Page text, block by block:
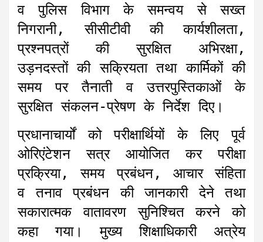
व पुलिस विभाग के समन्वय से सख्त
निगरानी, सीसीटीवी की कार्यशीलता,
प्रश्नपत्रों की सुरक्षित अभिरक्षा,
उड़नदस्तों की सक्रियता तथा कार्मिकों की
समय पर तैनाती व उत्तरपुस्तिकाओं के
सुरक्षित संकलन-प्रेषण के निर्देश दिए।
प्रधानाचार्यों को परीक्षार्थियों के लिए पूर्व
ओरिएंटेशन सत्र आयोजित कर परीक्षा
प्रक्रिया, समय प्रबंधन, आचार संहिता
व तनाव प्रबंधन की जानकारी देने तथा
सकारात्मक वातावरण सुनिश्चित करने को
कहा गया। मुख्य शिक्षाधिकारी अत्रेय